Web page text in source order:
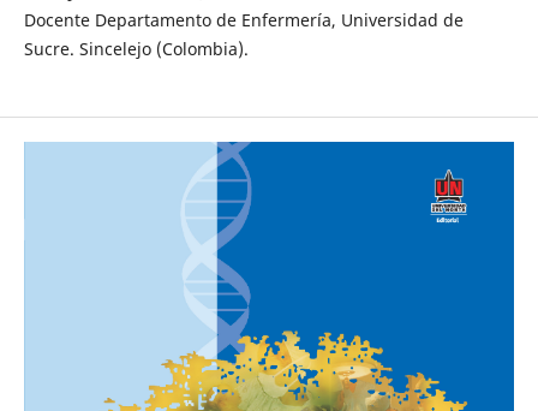
Docente Departamento de Enfermería, Universidad de
Sucre. Sincelejo (Colombia).